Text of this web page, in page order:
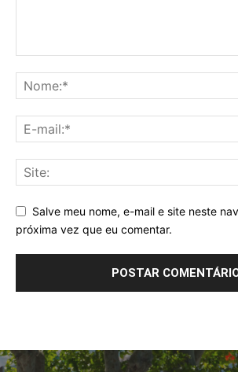
Salve meu nome, e-mail e site neste
próxima vez que eu comentar.